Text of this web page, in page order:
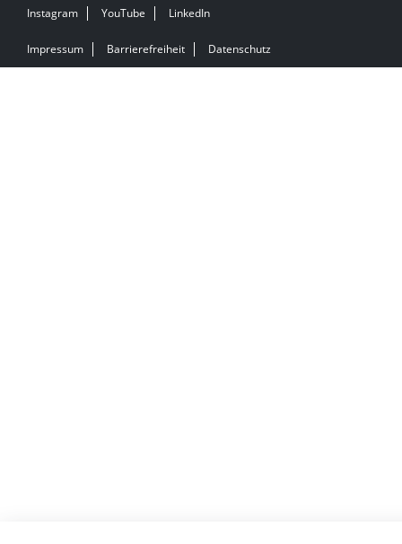
Instagram YouTube LinkedIn
Impressum Barrierefreiheit Datenschutz